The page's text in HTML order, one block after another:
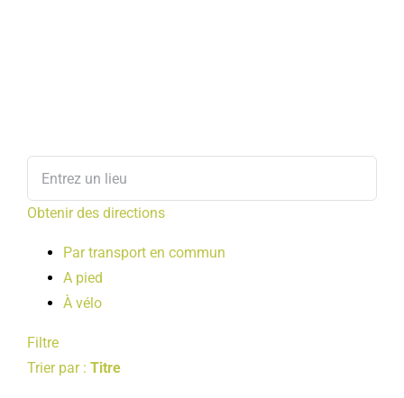
Obtenir des directions
Par transport en commun
A pied
À vélo
Filtre
Trier par : Titre